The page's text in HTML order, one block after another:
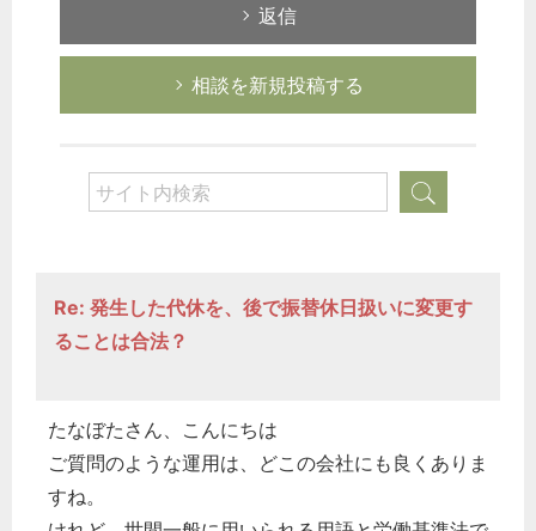
返信
相談を新規投稿する
Re: 発生した代休を、後で振替休日扱いに変更す
ることは合法？
たなぼたさん、こんにちは
ご質問のような運用は、どこの会社にも良くありま
すね。